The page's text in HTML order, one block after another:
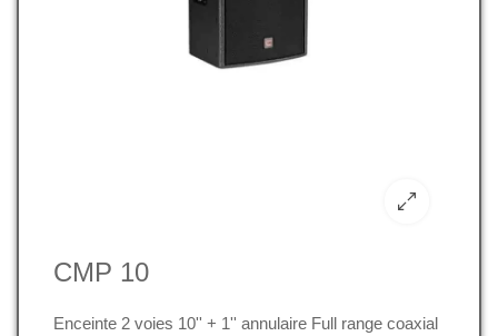
CMP 10
Enceinte 2 voies 10'' + 1'' annulaire Full range coaxial